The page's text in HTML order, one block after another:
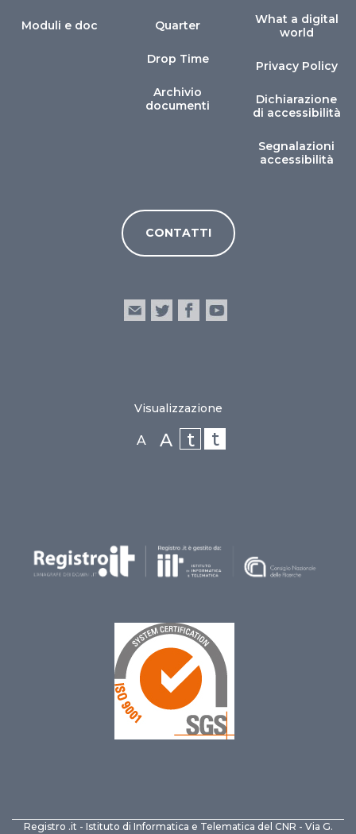
Moduli e doc Quarter
Drop Time
Archivio
documenti
What a digital
world
Privacy Policy
Dichiarazione
di accessibilità
Segnalazioni
accessibilità
CONTATTI
Visualizzazione
A A t t
Registro .it - Istituto di Informatica e Telematica del CNR - Via G.